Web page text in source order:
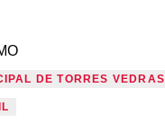
DE TORRES VEDRAS